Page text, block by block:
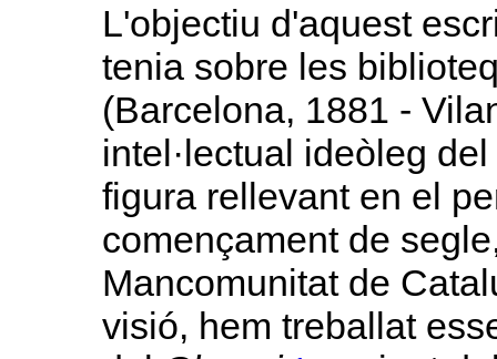
L'objectiu d'aquest
tenia sobre les
(Barcelona, 1881 -
intel·lectual ideòleg
figura rellevant en el
començament de
Mancomunitat de
visió, hem treballat